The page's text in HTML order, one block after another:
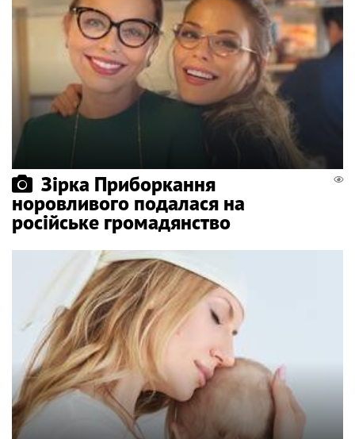
Зірка Приборкання
норовливого подалася на
російське громадянство